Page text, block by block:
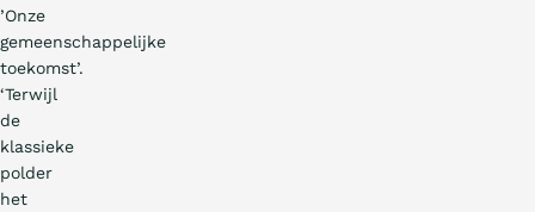
’Onze
gemeenschappelijke
toekomst’.
‘Terwijl
de
klassieke
polder
het